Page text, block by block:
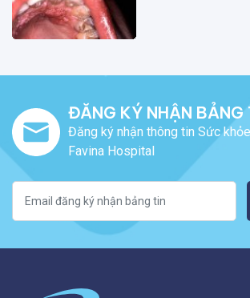
ĐĂNG KÝ NHẬN BẢNG
Đăng ký nhận thông tin Sức
Favina Hospital